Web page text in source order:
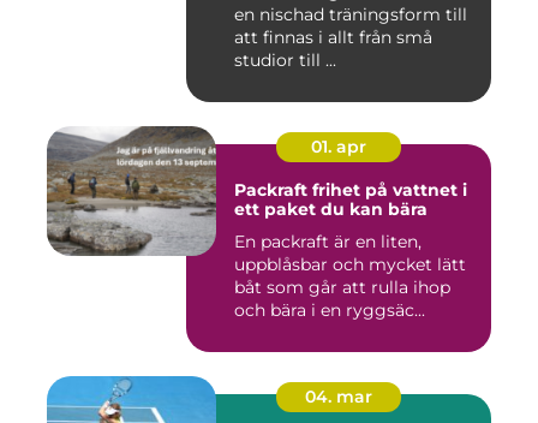
en nischad träningsform till
att finnas i allt från små
studior till ...
01. apr
Packraft frihet på vattnet i
ett paket du kan bära
En packraft är en liten,
uppblåsbar och mycket lätt
båt som går att rulla ihop
och bära i en ryggsäc...
04. mar